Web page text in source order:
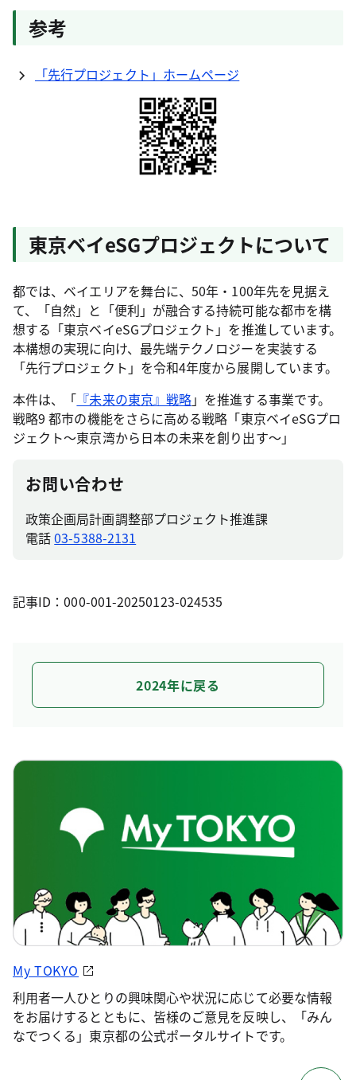
参考
「先行プロジェクト」ホームページ
東京ベイeSGプロジェクトについて
都では、ベイエリアを舞台に、50年・100年先を見据え
て、「自然」と「便利」が融合する持続可能な都市を構
想する「東京ベイeSGプロジェクト」を推進しています。
本構想の実現に向け、最先端テクノロジーを実装する
「先行プロジェクト」を令和4年度から展開しています。
本件は、「 『未来の東京』戦略」を推進する事業です。
戦略9 都市の機能をさらに高める戦略「東京ベイeSGプロ
ジェクト～東京湾から日本の未来を創り出す～」
お問い合わせ
政策企画局計画調整部プロジェクト推進課
電話03-5388-2131
記事ID：000-001-20250123-024535
2024年に戻る
My TOKYO
利用者一人ひとりの興味関心や状況に応じて必要な情報
をお届けするとともに、皆様のご意見を反映し、「みん
なでつくる」東京都の公式ポータルサイトです。